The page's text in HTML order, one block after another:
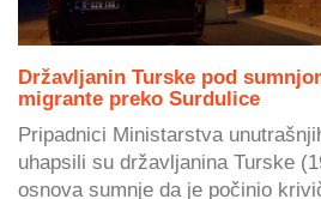
Državljanin Turske pod
migrante preko Surdulice
Pripadnici Ministarstva
uhapsili su državljanina Turske
osnova sumnje da je počinio